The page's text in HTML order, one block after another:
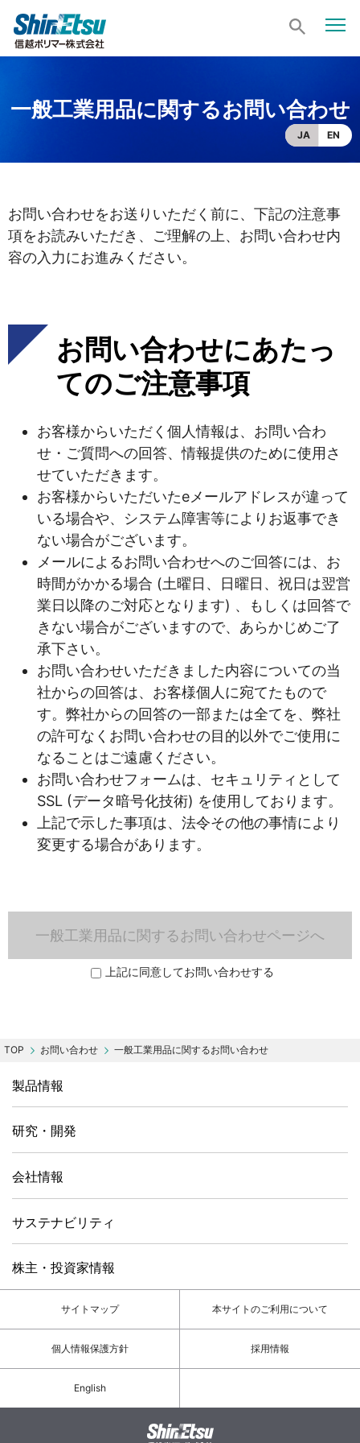
一般工業用品に関するお問い合わせ
JA EN
お問い合わせをお送りいただく前に、下記の注意事
項をお読みいただき、ご理解の上、お問い合わせ内
容の入力にお進みください。
お問い合わせにあたっ
てのご注意事項
お客様からいただく個人情報は、お問い合わ
せ・ご質問への回答、情報提供のために使用さ
せていただきます。
お客様からいただいたeメールアドレスが違って
いる場合や、システム障害等によりお返事でき
ない場合がございます。
メールによるお問い合わせへのご回答には、お
時間がかかる場合 (土曜日、日曜日、祝日は翌営
業日以降のご対応となります) 、もしくは回答で
きない場合がございますので、あらかじめご了
承下さい。
お問い合わせいただきました内容についての当
社からの回答は、お客様個人に宛てたもので
す。弊社からの回答の一部または全てを、弊社
の許可なくお問い合わせの目的以外でご使用に
なることはご遠慮ください。
お問い合わせフォームは、セキュリティとして
SSL (データ暗号化技術) を使用しております。
上記で示した事項は、法令その他の事情により
変更する場合があります。
一般工業用品に関するお問い合わせページへ
上記に同意してお問い合わせする
お問い合わせ 一般工業用品に関するお問い合わせ
製品情報
研究・開発
会社情報
サステナビリティ
株主・投資家情報
サイトマップ 本サイトのご利用について
個人情報保護方針 採用情報
English